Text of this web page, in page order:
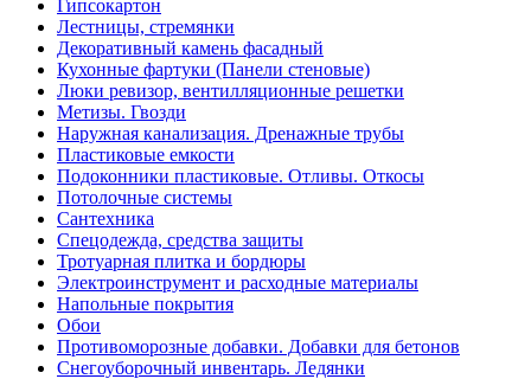
Гипсокартон
Лестницы, стремянки
Декоративный камень фасадный
Кухонные фартуки (Панели стеновые)
Люки ревизор, вентилляционные решетки
Метизы. Гвозди
Наружная канализация. Дренажные трубы
Пластиковые емкости
Подоконники пластиковые. Отливы. Откосы
Потолочные системы
Сантехника
Спецодежда, средства защиты
Тротуарная плитка и бордюры
Электроинструмент и расходные материалы
Напольные покрытия
Обои
Противоморозные добавки. Добавки для бетонов
Снегоуборочный инвентарь. Ледянки